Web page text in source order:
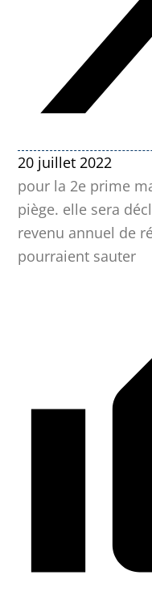
20 juillet 2022
pour la 2e prime
piège. elle sera
revenu annuel de
pourraient sauter